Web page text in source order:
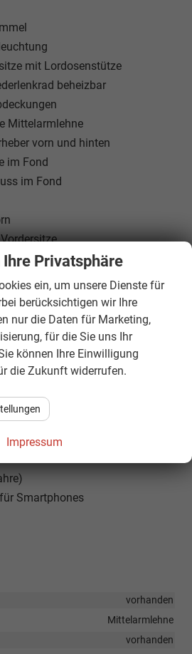
mit Lordosenstütze
beheizbar
Mittelarmlehne
vorn und hinten
im Fond
im Fond
Rücksitzlehne
mit Sprachsteuerung
Smartphones
vorhanden
Mittelarmlehne
vorhanden
Privatsphäre
ein, um unsere Dienste für
berücksichtigen wir Ihre
nur die Daten für Marketing,
für die Sie uns Ihr
können Ihre Einwilligung
die Zukunft widerrufen.
Impressum